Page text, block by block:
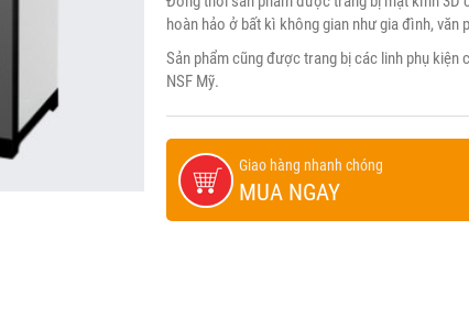
hoàn hảo ở bất kì không gian như gia đình, văn
Sản phẩm cũng được trang bị các linh phụ kiện
NSF Mỹ.
Giao hàng nhanh chóng
MUA NGAY